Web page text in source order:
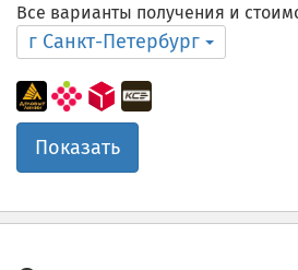
Все варианты получения и
г Санкт-Петербург
Показать